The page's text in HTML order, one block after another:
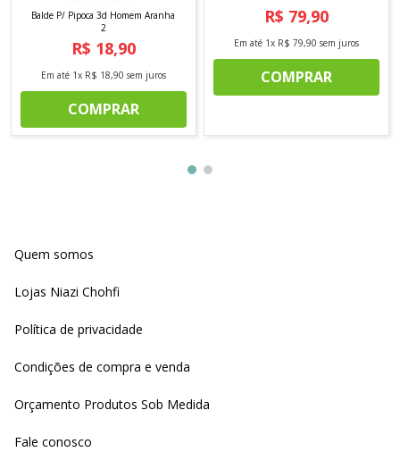
Balde P/ Pipoca 3d Homem Aranha
2
R$ 18,90
Em até 1x R$ 18,90 sem juros
COMPRAR
R$ 79,90
Em até 1x R$ 79,90 sem juros
COMPRAR
Quem somos
Lojas Niazi Chohfi
Política de privacidade
Condições de compra e venda
Orçamento Produtos Sob Medida
Fale conosco